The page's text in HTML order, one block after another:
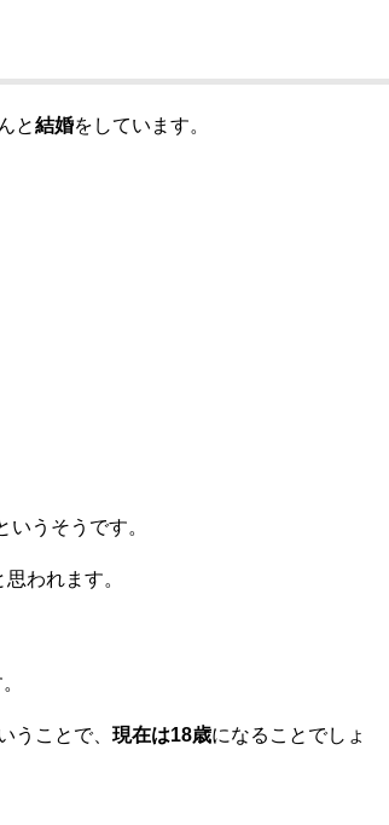
と結婚をしています。
いうそうです。
われます。
うことで、 現在は18歳になることでしょ